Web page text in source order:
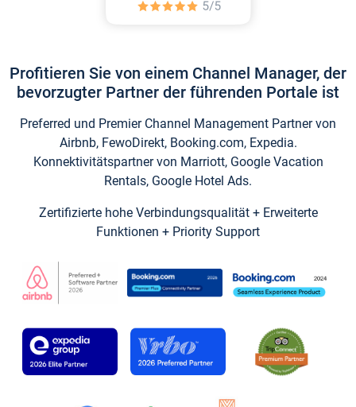
Profitieren Sie von einem Channel Manager, der
bevorzugter Partner der führenden Portale ist
Preferred und Premier Channel Management Partner von
Airbnb, FewoDirekt, Booking.com, Expedia.
Konnektivitätspartner von Marriott, Google Vacation
Rentals, Google Hotel Ads.
Zertifizierte hohe Verbindungsqualität + Erweiterte
Funktionen + Priority Support